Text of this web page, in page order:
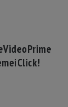
VideoPrime
Click!